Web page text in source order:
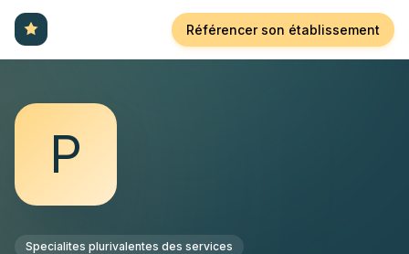
Référencer son établissement
P
Specialites plurivalentes des services